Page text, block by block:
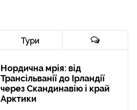
Тури
Нордична мрія: від
Трансільванії до Ірландії
через Скандинавію і край
Арктики